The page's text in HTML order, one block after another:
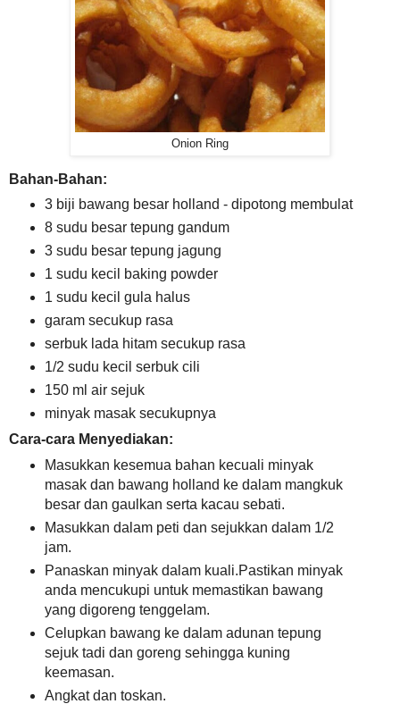
Onion Ring
Bahan-Bahan:
3 biji bawang besar holland - dipotong membulat
8 sudu besar tepung gandum
3 sudu besar tepung jagung
1 sudu kecil baking powder
1 sudu kecil gula halus
garam secukup rasa
serbuk lada hitam secukup rasa
1/2 sudu kecil serbuk cili
150 ml air sejuk
minyak masak secukupnya
Cara-cara Menyediakan:
Masukkan kesemua bahan kecuali minyak
masak dan bawang holland ke dalam mangkuk
besar dan gaulkan serta kacau sebati.
Masukkan dalam peti dan sejukkan dalam 1/2
jam.
Panaskan minyak dalam kuali.Pastikan minyak
anda mencukupi untuk memastikan bawang
yang digoreng tenggelam.
Celupkan bawang ke dalam adunan tepung
sejuk tadi dan goreng sehingga kuning
keemasan.
Angkat dan toskan.